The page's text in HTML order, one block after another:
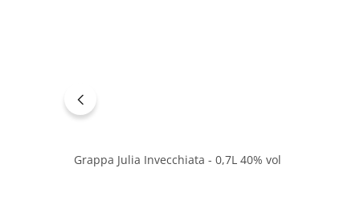
Grappa Julia Invecchiata - 0,7L 40% vol